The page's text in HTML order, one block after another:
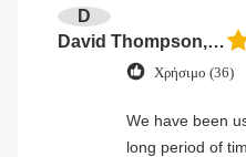
D
David Thompson, Senior Engineer
Χρήσιμο (36)
We have been
long period of